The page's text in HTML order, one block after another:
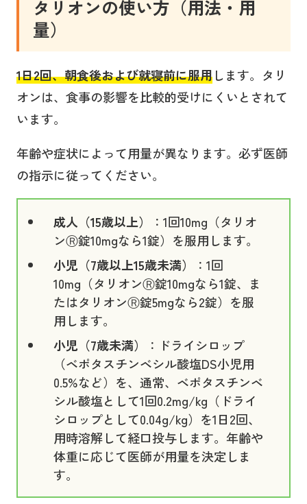
タリオンの使い方（用法・用
量）
1日2回、朝食後および就寝前に服用します。タリ
オンは、食事の影響を比較的受けにくいとされて
います。
年齢や症状によって用量が異なります。必ず医師
の指示に従ってください。
成人（15歳以上）
：1回10mg（タリオ
ンⓇ錠10mgなら1錠）を服用します。
小児（7歳以上15歳未満）
：1回
10mg（タリオンⓇ錠10mgなら1錠、ま
たはタリオンⓇ錠5mgなら2錠）を服
用します。
小児（7歳未満）
：ドライシロップ
（ベポタスチンベシル酸塩DS小児用
0.5%など）を、通常、ベポタスチンベ
シル酸塩として1回0.2mg/kg（ドライ
シロップとして0.04g/kg）を1日2回、
用時溶解して経口投与します。年齢や
体重に応じて医師が用量を決定しま
す。